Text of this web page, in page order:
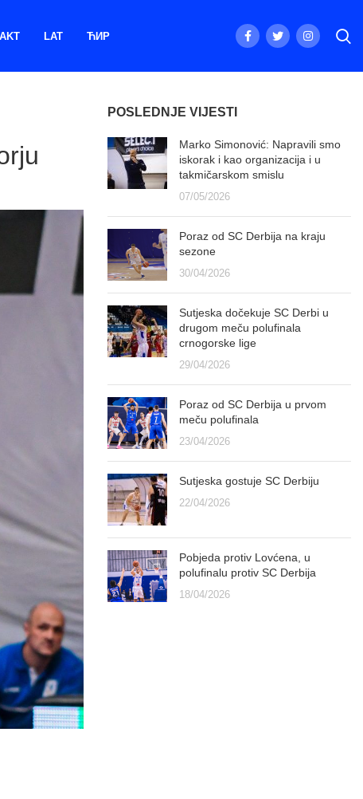
LAT ЋИР
POSLEDNJE VIJESTI
Marko Simonović: Napravili smo
iskorak i kao organizacija i u
takmičarskom smislu
07/05/2026
Poraz od SC Derbija na kraju
sezone
30/04/2026
Sutjeska dočekuje SC Derbi u
drugom meču polufinala
crnogorske lige
29/04/2026
Poraz od SC Derbija u prvom
meču polufinala
23/04/2026
Sutjeska gostuje SC Derbiju
22/04/2026
Pobjeda protiv Lovćena, u
polufinalu protiv SC Derbija
18/04/2026